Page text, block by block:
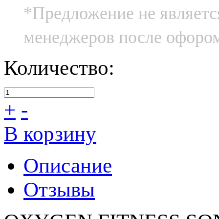
*Предложение не
менеджеров после
Количество:
+ -
В корзину
Описание
Отзывы